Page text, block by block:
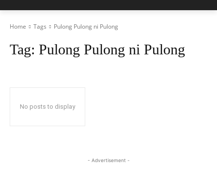
Home Tags Pulong Pulong ni Pulong
Tag: Pulong Pulong ni Pulong
No posts to display
- Advertisement -